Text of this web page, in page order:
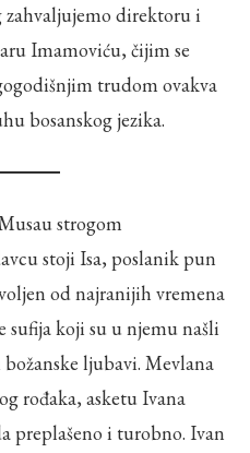
zahvaljujemo direktoru i
Imamoviću, čijim se
trudom ovakva
bosanskog jezika.
strogom
stoji Isa, poslanik pun
od najranijih vremena
sufija koji su u njemu našli
ljubavi. Mevlana
rođaka, asketu Ivana
preplašeno i turobno. Ivan